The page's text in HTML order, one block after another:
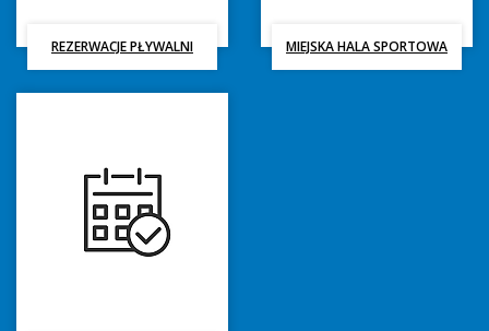
REZERWACJE PŁYWALNI MIEJSKA HALA SPORTOWA